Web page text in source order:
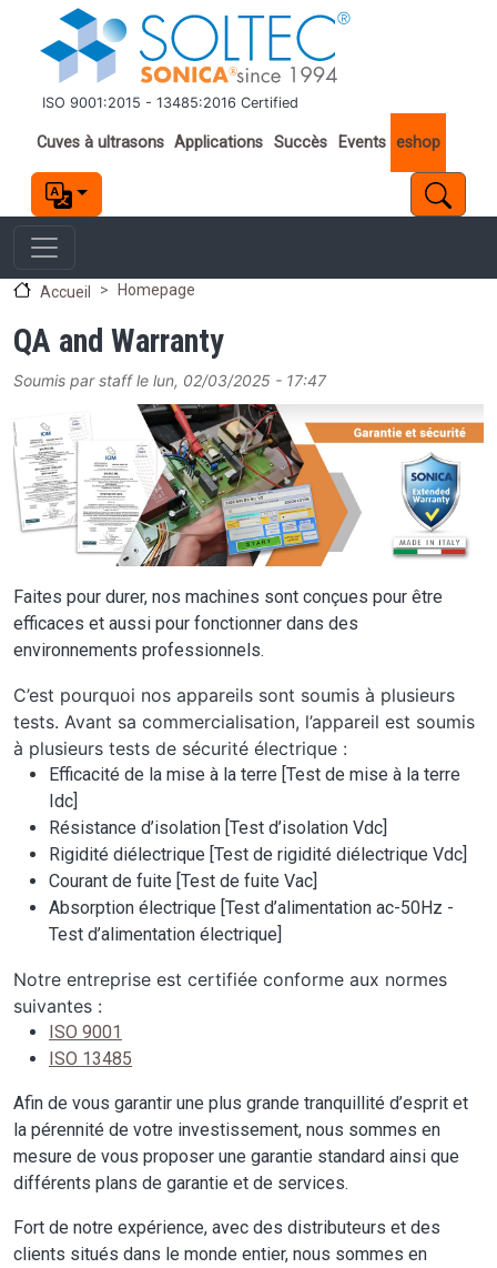
Aller au contenu principal
ISO 9001:2015 - 13485:2016 Certified
Important links
Cuves à ultrasons Applications Succès Events eshop
Accueil Homepage
QA and Warranty
Soumis parstaffle lun, 02/03/2025 - 17:47
Image
Faites pour durer, nos machines sont conçues pour être
efficaces et aussi pour fonctionner dans des
environnements professionnels.
C’est pourquoi nos appareils sont soumis à plusieurs
tests. Avant sa commercialisation, l’appareil est soumis
à plusieurs tests de sécurité électrique :
Efficacité de la mise à la terre [Test de mise à la terre
Idc]
Résistance d’isolation [Test d’isolation Vdc]
Rigidité diélectrique [Test de rigidité diélectrique Vdc]
Courant de fuite [Test de fuite Vac]
Absorption électrique [Test d’alimentation ac-50Hz -
Test d’alimentation électrique]
Notre entreprise est certifiée conforme aux normes
suivantes :
ISO 9001
ISO 13485
Afin de vous garantir une plus grande tranquillité d’esprit et
la pérennité de votre investissement, nous sommes en
mesure de vous proposer une garantie standard ainsi que
différents plans de garantie et de services.
Fort de notre expérience, avec des distributeurs et des
clients situés dans le monde entier, nous sommes en